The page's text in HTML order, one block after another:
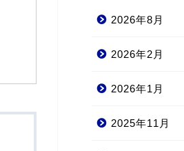
2026年8月
2026年2月
2026年1月
2025年11月